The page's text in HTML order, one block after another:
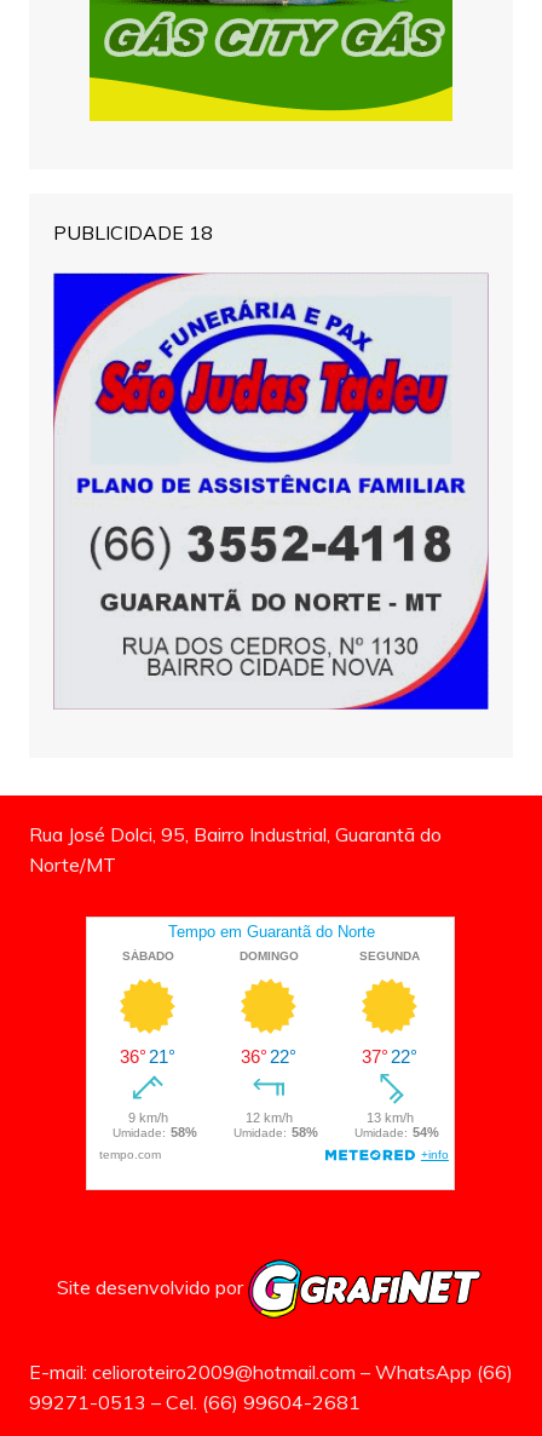
PUBLICIDADE 18
Rua José Dolci, 95, Bairro Industrial, Guarantã do
Norte/MT
Site desenvolvido por
E-mail: celioroteiro2009@hotmail.com – WhatsApp (66)
99271-0513 – Cel. (66) 99604-2681